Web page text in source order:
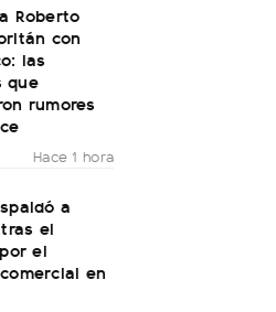
Roberto
con
las
que
rumores
Hace 1 hora
a
el
el
en